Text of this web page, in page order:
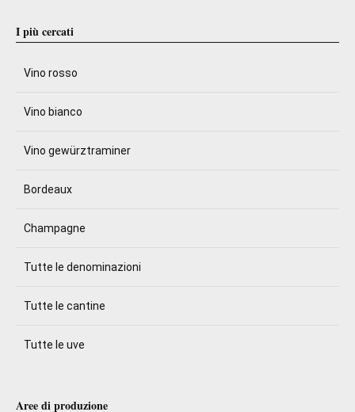
I più cercati
Vino rosso
Vino bianco
Vino gewürztraminer
Bordeaux
Champagne
Tutte le denominazioni
Tutte le cantine
Tutte le uve
Aree di produzione